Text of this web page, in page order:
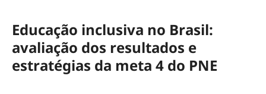
Educação inclusiva no Brasil:
avaliação dos resultados e
estratégias da meta 4 do PNE